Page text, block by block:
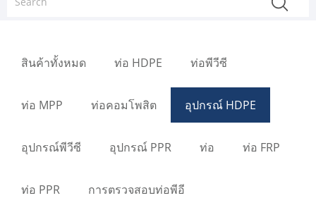
สินค้าทั้งหมด ท่อ HDPE ท่อพีวีซี
ท่อ MPP ท่อคอมโพสิต อุปกรณ์ HDPE
อุปกรณ์พีวีซี อุปกรณ์ PPR ท่อ ท่อ FRP
ท่อ PPR การตรวจสอบท่อพีอี